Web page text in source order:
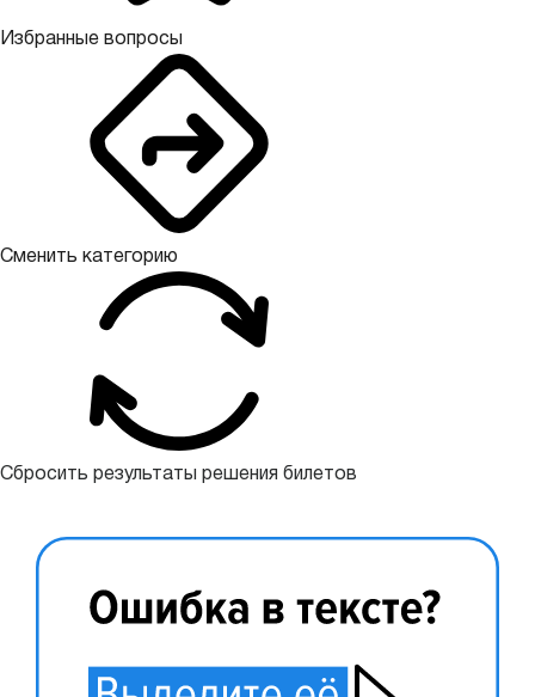
Избранные вопросы
Сменить категорию
Сбросить результаты решения билетов